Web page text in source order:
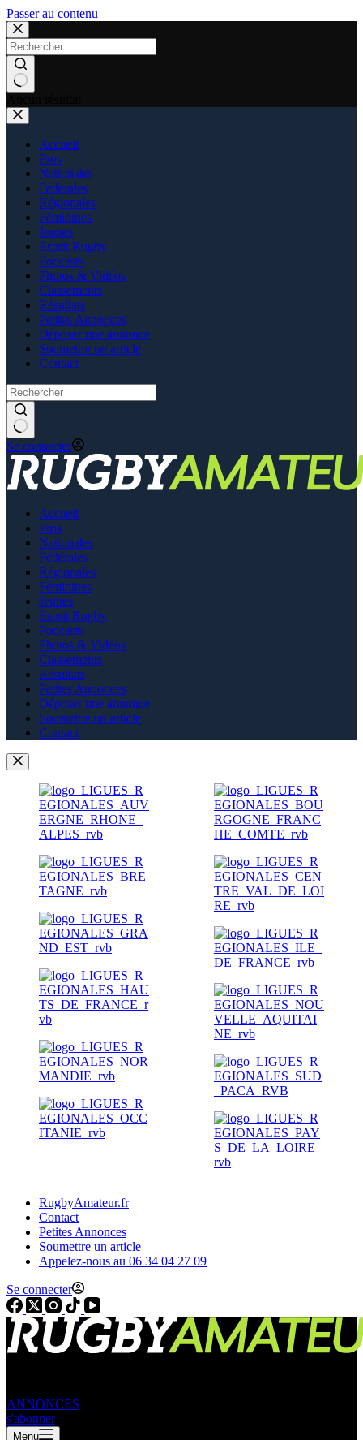
Passer au contenu
Accueil
Pros
Nationales
Fédérales
Régionales
Féminines
Jeunes
Esprit Rugby
Podcasts
Photos & Vidéos
Classements
Résultats
Petites Annonces
Déposer une annonce
Soumettre un article
Contact
Se connecter
Accueil
Pros
Nationales
Fédérales
Régionales
Féminines
Jeunes
Esprit Rugby
Podcasts
Photos & Vidéos
Classements
Résultats
Petites Annonces
Déposer une annonce
Soumettre un article
Contact
RugbyAmateur.fr
Contact
Petites Annonces
Soumettre un article
Appelez-nous au 06 34 04 27 09
Se connecter
ANNONCES
s'abonner
Menu